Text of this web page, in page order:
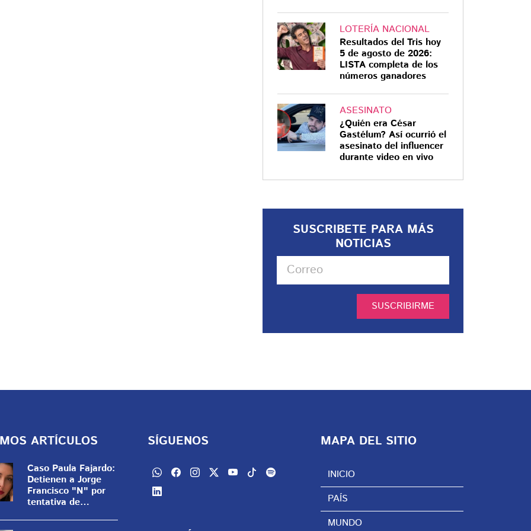
LOTERÍA NACIONAL
Resultados del Tris hoy
5 de agosto de 2026:
LISTA completa de los
números ganadores
ASESINATO
¿Quién era César
Gastélum? Así ocurrió el
asesinato del influencer
durante video en vivo
SUSCRIBETE PARA MÁS
NOTICIAS
SUSCRIBIRME
ARTÍCULOS
Caso Paula Fajardo:
Detienen a Jorge
Francisco "N" por
tentativa de
SÍGUENOS MAPA DEL SITIO
INICIO
PAÍS
MUNDO